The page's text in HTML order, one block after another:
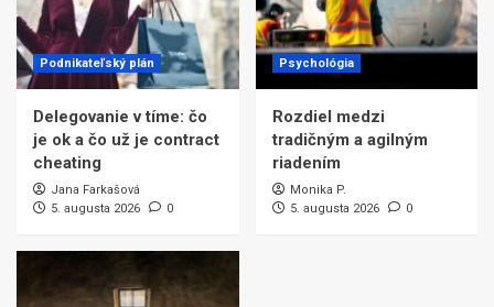
Podnikateľský plán
Delegovanie v tíme: čo
je ok a čo už je contract
cheating
Jana Farkašová
5. augusta 2026
0
Psychológia
Rozdiel medzi
tradičným a agilným
riadením
Monika P.
5. augusta 2026
0